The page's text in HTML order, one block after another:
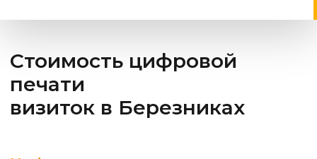
Стоимость цифровой
печати
визиток в Березниках